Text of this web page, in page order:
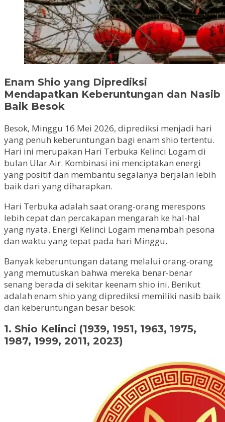
Enam Shio yang Diprediksi
Mendapatkan Keberuntungan dan Nasib
Baik Besok
Besok, Minggu 16 Mei 2026, diprediksi menjadi hari
yang penuh keberuntungan bagi enam shio tertentu.
Hari ini merupakan Hari Terbuka Kelinci Logam di
bulan Ular Air. Kombinasi ini menciptakan energi
yang positif dan membantu segalanya berjalan lebih
baik dari yang diharapkan.
Hari Terbuka adalah saat orang-orang merespons
lebih cepat dan percakapan mengarah ke hal-hal
yang nyata. Energi Kelinci Logam menambah pesona
dan waktu yang tepat pada hari Minggu.
Banyak keberuntungan datang melalui orang-orang
yang memutuskan bahwa mereka benar-benar
senang berada di sekitar keenam shio ini. Berikut
adalah enam shio yang diprediksi memiliki nasib baik
dan keberuntungan besar besok:
1. Shio Kelinci (1939, 1951, 1963, 1975,
1987, 1999, 2011, 2023)